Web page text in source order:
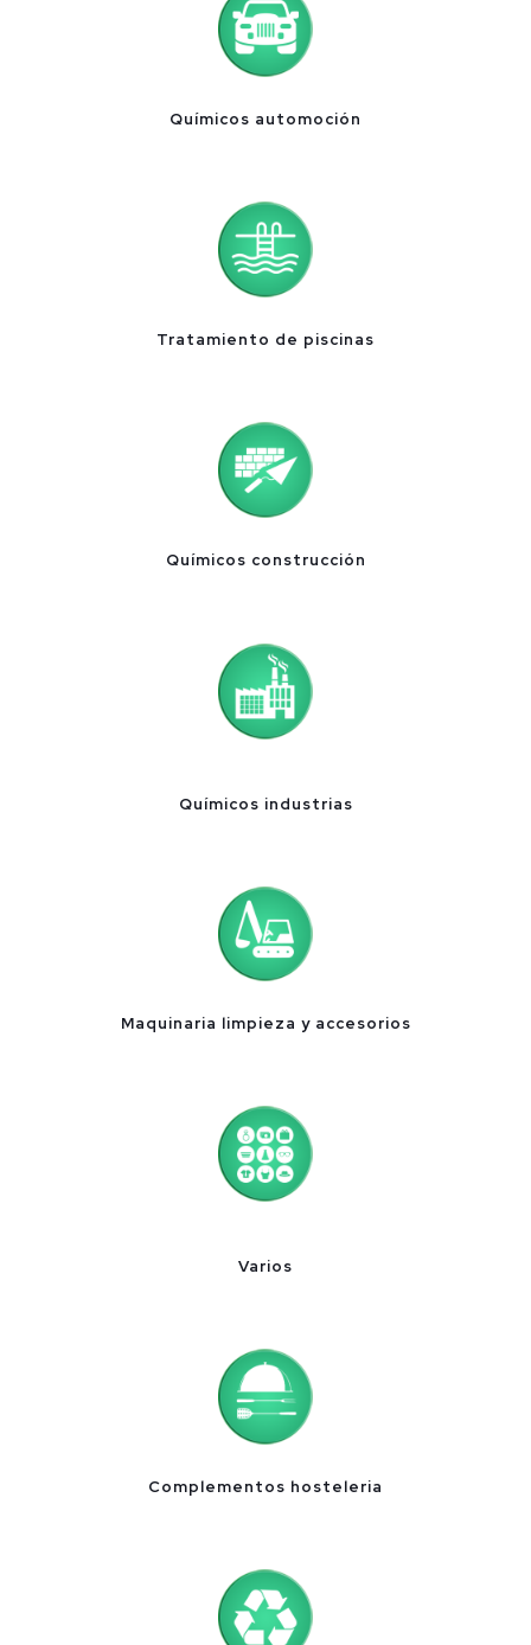
Químicos automoción
Tratamiento de piscinas
Químicos construcción
Químicos industrias
Maquinaria limpieza y accesorios
Varios
Complementos hosteleria